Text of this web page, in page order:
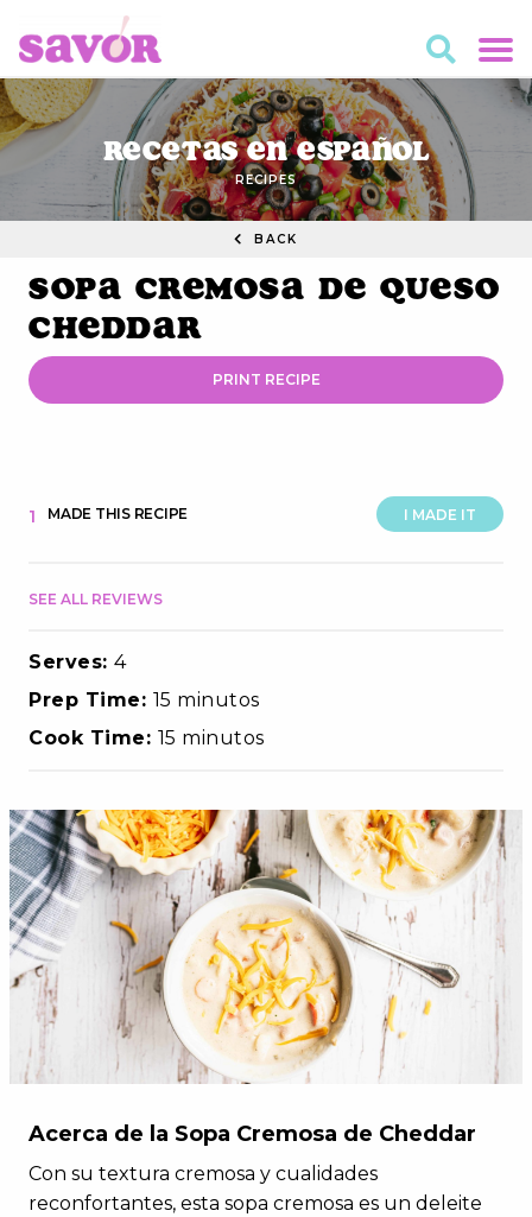
Recetas en Español
RECIPES
BACK
Sopa Cremosa de Queso
Cheddar
PRINT RECIPE
I MADE IT
1 MADE THIS RECIPE
SEE ALL REVIEWS
Serves: 4
Prep Time: 15 minutos
Cook Time: 15 minutos
Acerca de la Sopa Cremosa de Cheddar
Con su textura cremosa y cualidades
reconfortantes, esta sopa cremosa es un deleite